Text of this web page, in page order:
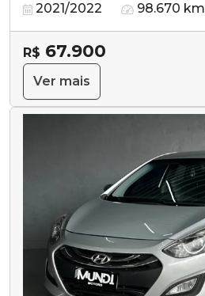
2021/2022 98.670 km
R$ 67.900
Ver mais